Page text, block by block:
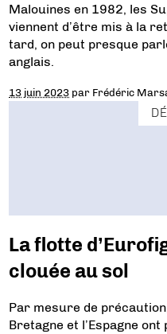
Malouines en 1982, les
viennent d’être mis à la
tard, on peut presque
anglais.
13 juin 2023 par Frédéric
La flotte
clouée au sol
Par mesure de
Bretagne et l’Espagne